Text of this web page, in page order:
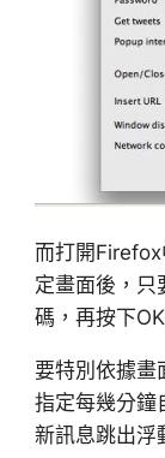
而打開
定畫面後，
碼，再按下
要特別依據
指定每幾分
新訊息跳出浮